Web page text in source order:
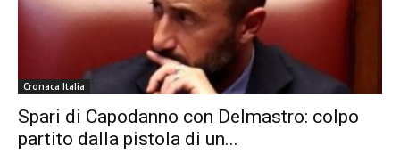
Cronaca Italia
Spari di Capodanno con Delmastro: colpo
partito dalla pistola di un...